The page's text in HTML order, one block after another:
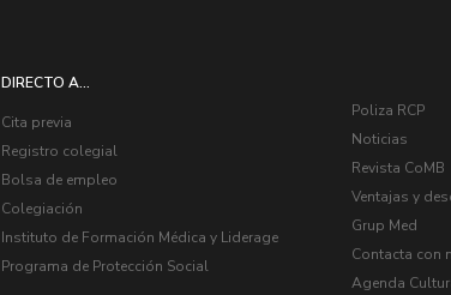
DIRECTO A...
Cita previa
Registro colegial
Bolsa de empleo
Colegiación
Instituto de Formación Médica y Liderage
Programa de Protección Social
Poliza RCP
Noticias
Revista CoMB
Ventajas y
Grup Med
Contacta con
Agenda